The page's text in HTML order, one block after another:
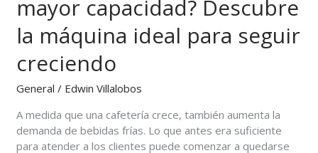
mayor capacidad? Descubre
la máquina ideal para seguir
creciendo
General / Edwin Villalobos
A medida que una cafetería crece, también aumenta la
demanda de bebidas frías. Lo que antes era suficiente
para atender a los clientes puede comenzar a quedarse
máquina
hielo
mayor
capacidad?
la
máquina
ideal